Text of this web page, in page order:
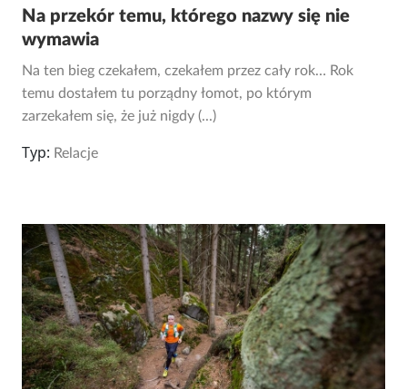
Na przekór temu, którego nazwy się nie
wymawia
Na ten bieg czekałem, czekałem przez cały rok… Rok
temu dostałem tu porządny łomot, po którym
zarzekałem się, że już nigdy (...)
Typ: Relacje